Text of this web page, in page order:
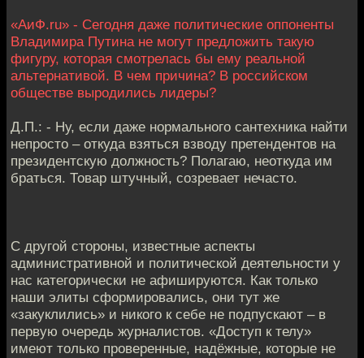
«АиФ.ru» - Сегодня даже политические оппоненты
Владимира Путина не могут предложить такую
фигуру, которая смотрелась бы ему реальной
альтернативой. В чем причина? В российском
обществе выродились лидеры?
Д.П.: - Ну, если даже нормального сантехника найти
непросто – откуда взяться взводу претендентов на
президентскую должность? Полагаю, неоткуда им
браться. Товар штучный, созревает нечасто.
С другой стороны, известные аспекты
административной и политической деятельности у
нас категорически не афишируются. Как только
наши элиты сформировались, они тут же
«закуклились» и никого к себе не подпускают – в
первую очередь журналистов. «Доступ к телу»
имеют только проверенные, надёжные, которые не